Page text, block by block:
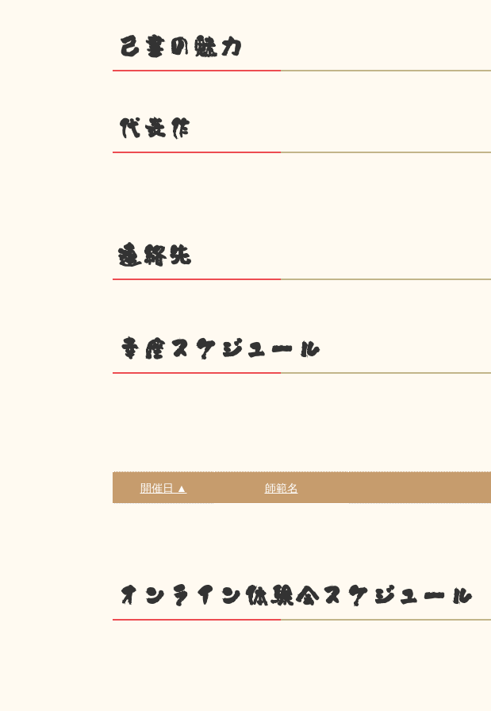
己書の魅力
代表作
連絡先
幸座スケジュール
開催日 ▲ 師範名
オンライン体験会スケジュール